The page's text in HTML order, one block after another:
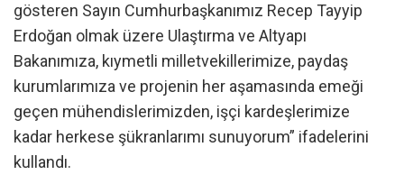
gösteren Sayın Cumhurbaşkanımız Recep Tayyip
Erdoğan olmak üzere Ulaştırma ve Altyapı
Bakanımıza, kıymetli milletvekillerimize, paydaş
kurumlarımıza ve projenin her aşamasında emeği
geçen mühendislerimizden, işçi kardeşlerimize
kadar herkese şükranlarımı sunuyorum” ifadelerini
kullandı.